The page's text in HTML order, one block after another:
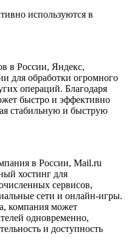
используются в
в России, Яндекс,
для обработки огромного
операций. Благодаря
быстро и эффективно
стабильную и быструю
в России, Mail.ru
хостинг для
сервисов,
сети и онлайн-игры.
компания может
одновременно,
и доступность